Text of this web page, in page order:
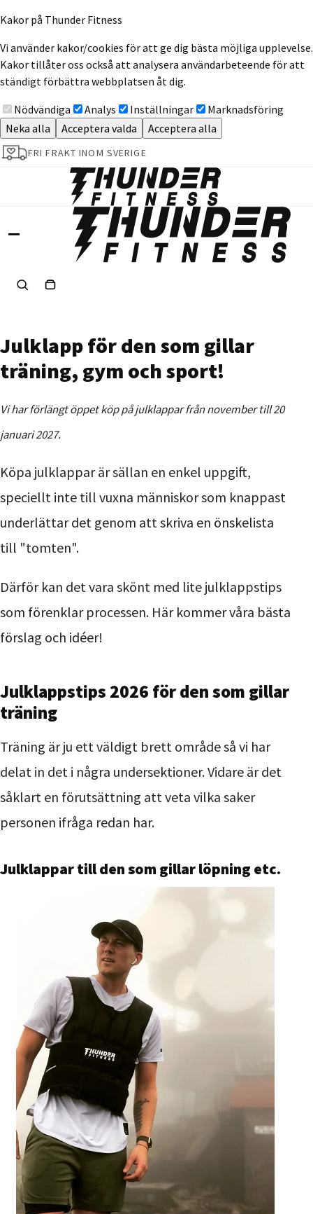
Kakor på Thunder Fitness
Vi använder kakor/cookies för att ge dig bästa möjliga upplevelse.
Kakor tillåter oss också att analysera användarbeteende för att
ständigt förbättra webbplatsen åt dig.
Nödvändiga
Analys Inställningar
Marknadsföring
Neka alla
Acceptera valda Acceptera alla
FRI FRAKT INOM SVERIGE
Sök Varukorg
Julklapp för den som gillar
träning, gym och sport!
Vi har förlängt öppet köp på julklappar från november till 20
januari 2027.
Köpa julklappar är sällan en enkel uppgift,
speciellt inte till vuxna människor som knappast
underlättar det genom att skriva en önskelista
till "tomten".
Därför kan det vara skönt med lite julklappstips
som förenklar processen. Här kommer våra bästa
förslag och idéer!
Julklappstips 2026 för den som gillar
träning
Träning är ju ett väldigt brett område så vi har
delat in det i några undersektioner. Vidare är det
såklart en förutsättning att veta vilka saker
personen ifråga redan har.
Julklappar till den som gillar löpning etc.